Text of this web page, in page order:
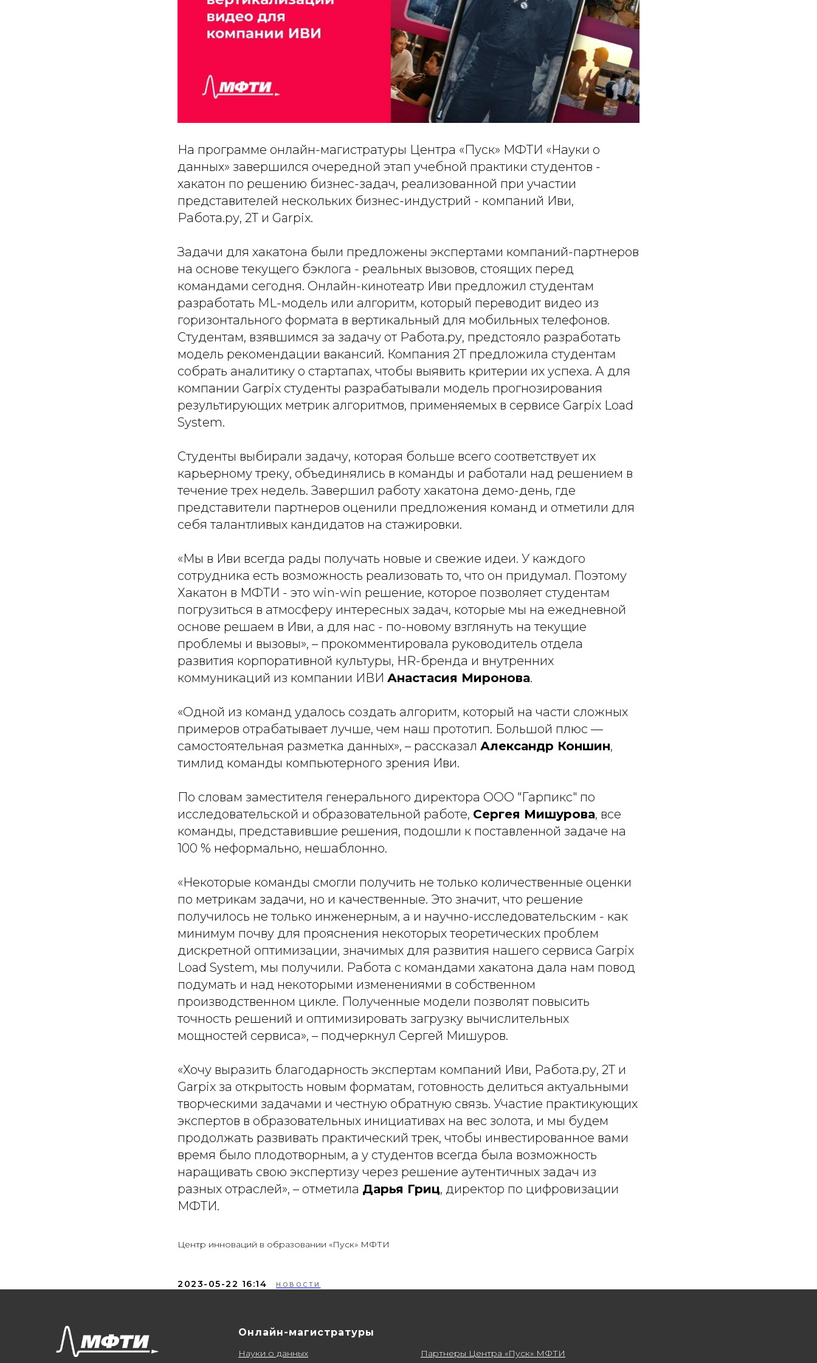
На программе онлайн-магистратуры Центра «Пуск» МФТИ «Науки о
данных» завершился очередной этап учебной практики студентов -
хакатон по решению бизнес-задач, реализованной при участии
представителей нескольких бизнес-индустрий - компаний Иви,
Работа.ру, 2Т и Garpix.
Задачи для хакатона были предложены экспертами компаний-партнеров
на основе текущего бэклога - реальных вызовов, стоящих перед
командами сегодня. Онлайн-кинотеатр Иви предложил студентам
разработать ML-модель или алгоритм, который переводит видео из
горизонтального формата в вертикальный для мобильных телефонов.
Студентам, взявшимся за задачу от Работа.ру, предстояло разработать
модель рекомендации вакансий. Компания 2Т предложила студентам
собрать аналитику о стартапах, чтобы выявить критерии их успеха. А для
компании Garpix студенты разрабатывали модель прогнозирования
результирующих метрик алгоритмов, применяемых в сервисе Garpix Load
System.
Студенты выбирали задачу, которая больше всего соответствует их
карьерному треку, объединялись в команды и работали над решением в
течение трех недель. Завершил работу хакатона демо-день, где
представители партнеров оценили предложения команд и отметили для
себя талантливых кандидатов на стажировки.
«Мы в Иви всегда рады получать новые и свежие идеи. У каждого
сотрудника есть возможность реализовать то, что он придумал. Поэтому
Хакатон в МФТИ - это win-win решение, которое позволяет студентам
погрузиться в атмосферу интересных задач, которые мы на ежедневной
основе решаем в Иви, а для нас - по-новому взглянуть на текущие
проблемы и вызовы», – прокомментировала руководитель отдела
развития корпоративной культуры, HR-бренда и внутренних
коммуникаций из компании ИВИ Анастасия Миронова.
«Одной из команд удалось создать алгоритм, который на части сложных
примеров отрабатывает лучше, чем наш прототип. Большой плюс —
самостоятельная разметка данных», – рассказал Александр Коншин,
тимлид команды компьютерного зрения Иви.
По словам заместителя генерального директора ООО "Гарпикс" по
исследовательской и образовательной работе, Сергея Мишурова, все
команды, представившие решения, подошли к поставленной задаче на
100 % неформально, нешаблонно.
«Некоторые команды смогли получить не только количественные оценки
по метрикам задачи, но и качественные. Это значит, что решение
получилось не только инженерным, а и научно-исследовательским - как
минимум почву для прояснения некоторых теоретических проблем
дискретной оптимизации, значимых для развития нашего сервиса Garpix
Load System, мы получили. Работа с командами хакатона дала нам повод
подумать и над некоторыми изменениями в собственном
производственном цикле. Полученные модели позволят повысить
точность решений и оптимизировать загрузку вычислительных
мощностей сервиса», – подчеркнул Сергей Мишуров.
«Хочу выразить благодарность экспертам компаний Иви, Работа.ру, 2Т и
Garpix за открытость новым форматам, готовность делиться актуальными
творческими задачами и честную обратную связь. Участие практикующих
экспертов в образовательных инициативах на вес золота, и мы будем
продолжать развивать практический трек, чтобы инвестированное вами
время было плодотворным, а у студентов всегда была возможность
наращивать свою экспертизу через решение аутентичных задач из
разных отраслей», – отметила Дарья Гриц, директор по цифровизации
МФТИ.
Центр инноваций в образовании «Пуск» МФТИ
2023-05-22 16:14 НОВОСТИ
Онлайн-магистратуры
Науки о данных Партнеры Центра «Пуск» МФТИ